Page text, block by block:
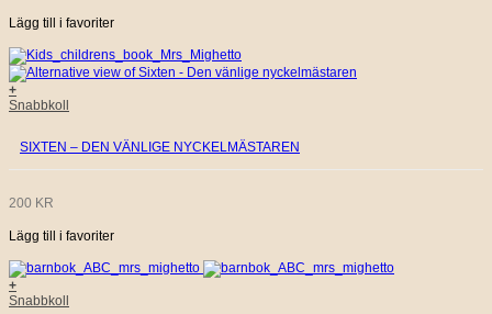
Lägg till i favoriter
+
Snabbkoll
SIXTEN – DEN VÄNLIGE NYCKELMÄSTAREN
200 KR
Lägg till i favoriter
+
Snabbkoll